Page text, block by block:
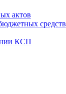
актов
средств
КСП